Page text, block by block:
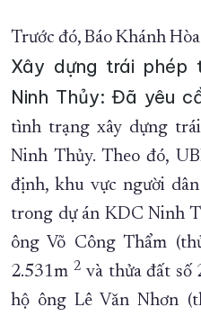
Trước đó, Báo Khánh
Xây dựng trái phép
Ninh Thủy: Đã yêu
tình trạng xây dựng
Ninh Thủy. Theo đó,
định, khu vực người
trong dự án KDC Ninh
ông Võ Công Thẩm
2.531m 2 và thửa đất số
hộ ông Lê Văn Nhơn